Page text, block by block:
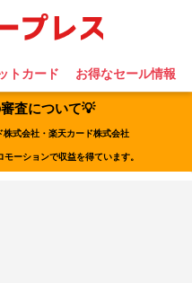
トカード お得なセール情報
査について💡
式会社・楽天カード株式会社
ーションで収益を得ています。